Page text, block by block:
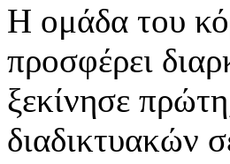
Η ομάδα του
προσφέρει
ξεκίνησε
διαδικτυακών